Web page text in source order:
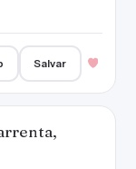
Salvar